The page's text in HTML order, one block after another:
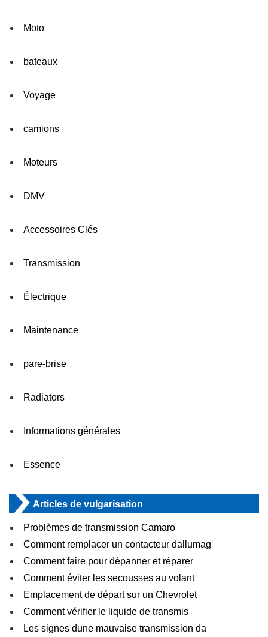
Moto
bateaux
Voyage
camions
Moteurs
DMV
Accessoires Clés
Transmission
Électrique
Maintenance
pare-brise
Radiators
Informations générales
Essence
Articles de vulgarisation
Problèmes de transmission Camaro
Comment remplacer un contacteur dallumag
Comment faire pour dépanner et réparer
Comment éviter les secousses au volant
Emplacement de départ sur un Chevrolet
Comment vérifier le liquide de transmis
Les signes dune mauvaise transmission da